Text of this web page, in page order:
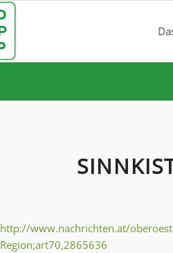
http://www.nachrichten.at/
Region;art70,2865636